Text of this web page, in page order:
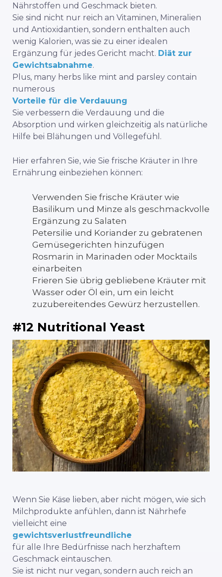
Nährstoffen und Geschmack bieten.
Sie sind nicht nur reich an Vitaminen, Mineralien
und Antioxidantien, sondern enthalten auch
wenig Kalorien, was sie zu einer idealen
Ergänzung für jedes Gericht macht. Diät zur
Gewichtsabnahme.
Plus, many herbs like mint and parsley contain
numerous
Vorteile für die Verdauung
Sie verbessern die Verdauung und die
Absorption und wirken gleichzeitig als natürliche
Hilfe bei Blähungen und Völlegefühl.
Hier erfahren Sie, wie Sie frische Kräuter in Ihre
Ernährung einbeziehen können:
Verwenden Sie frische Kräuter wie
Basilikum und Minze als geschmackvolle
Ergänzung zu Salaten
Petersilie und Koriander zu gebratenen
Gemüsegerichten hinzufügen
Rosmarin in Marinaden oder Mocktails
einarbeiten
Frieren Sie übrig gebliebene Kräuter mit
Wasser oder Öl ein, um ein leicht
zuzubereitendes Gewürz herzustellen.
#12 Nutritional Yeast
Wenn Sie Käse lieben, aber nicht mögen, wie sich
Milchprodukte anfühlen, dann ist Nährhefe
vielleicht eine
gewichtsverlustfreundliche
für alle Ihre Bedürfnisse nach herzhaftem
Geschmack eintauschen.
Sie ist nicht nur vegan, sondern auch reich an